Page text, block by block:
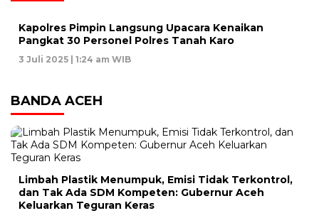
Kapolres Pimpin Langsung Upacara Kenaikan
Pangkat 30 Personel Polres Tanah Karo
3 Juli 2025 | 1:24 am WIB
BANDA ACEH
Limbah Plastik Menumpuk, Emisi Tidak Terkontrol,
dan Tak Ada SDM Kompeten: Gubernur Aceh
Keluarkan Teguran Keras